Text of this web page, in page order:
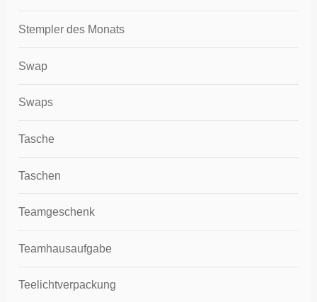
Stempler des Monats
Swap
Swaps
Tasche
Taschen
Teamgeschenk
Teamhausaufgabe
Teelichtverpackung